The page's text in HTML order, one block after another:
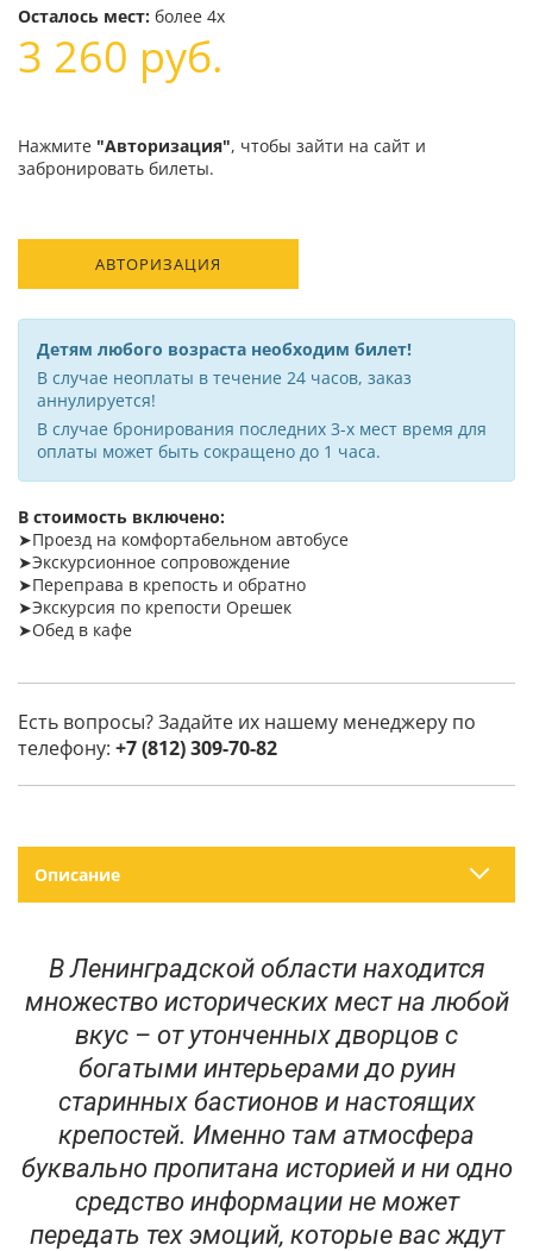
Осталось мест: более 4х
3 260 руб.
Нажмите "Авторизация", чтобы зайти на сайт и
забронировать билеты.
АВТОРИЗАЦИЯ
Детям любого возраста необходим билет!
В случае неоплаты в течение 24 часов, заказ
аннулируется!
В случае бронирования последних 3-х мест время для
оплаты может быть сокращено до 1 часа.
В стоимость включено:
➤Проезд на комфортабельном автобусе
➤Экскурсионное сопровождение
➤Переправа в крепость и обратно
➤Экскурсия по крепости Орешек
➤Обед в кафе
Есть вопросы? Задайте их нашему менеджеру по
телефону: +7 (812) 309-70-82
Описание
В Ленинградской области находится
множество исторических мест на любой
вкус – от утонченных дворцов с
богатыми интерьерами до руин
старинных бастионов и настоящих
крепостей. Именно там атмосфера
буквально пропитана историей и ни одно
средство информации не может
передать тех эмоций, которые вас ждут